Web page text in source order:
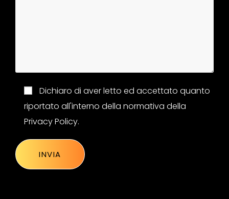
Dichiaro di aver letto ed accettato quanto
riportato all'interno della normativa della
Privacy Policy.